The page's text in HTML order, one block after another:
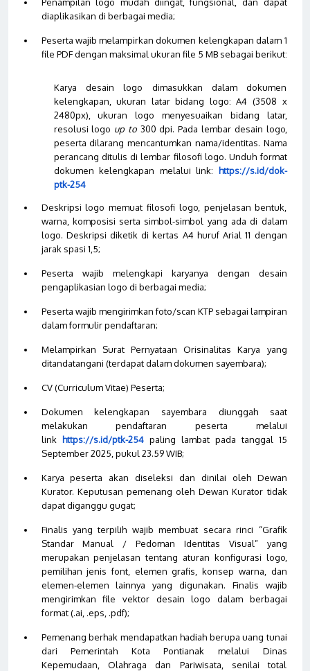
diaplikasikan di berbagai media;
Peserta wajib melampirkan dokumen kelengkapan dalam 1
file PDF dengan maksimal ukuran file 5 MBsebagai berikut:
Karya desain logo dimasukkan dalam dokumen
kelengkapan, ukuran latar bidang logo: A4 (3508 x
2480px), ukuran logo menyesuaikan bidang latar,
resolusi logo up to300 dpi. Pada lembar desain logo,
peserta dilarang mencantumkan nama/identitas. Nama
perancang ditulis di lembar filosofi logo.Unduhformat
dokumen kelengkapan melalui link: https://s.id/dok-
ptk-254
Deskripsi logo memuat filosofi logo, penjelasan bentuk,
warna, komposisi serta simbol-simbol yang ada di dalam
logo. Deskripsi diketik di kertas A4 huruf Arial 11 dengan
jarak spasi 1,5;
Peserta wajib melengkapi karyanya dengan desain
pengaplikasian logo di berbagai media;
Peserta wajib mengirimkan foto/scan KTP sebagai lampiran
dalam formulir pendaftaran;
Melampirkan Surat Pernyataan Orisinalitas Karya yang
ditandatangani (terdapat dalam dokumen sayembara);
CV (Curriculum Vitae) Peserta;
Dokumen kelengkapan sayembara diunggah saat
melakukan pendaftaran peserta melalui
link
https://s.id/ptk-254 paling lambat pada tanggal 15
September 2025, pukul 23.59 WIB;
Karya peserta akan diseleksi dan dinilai oleh Dewan
Kurator. Keputusan pemenang oleh Dewan Kurator tidak
dapat diganggu gugat;
Finalis yang terpilih wajib membuat secararinci “Grafik
Standar Manual / Pedoman Identitas Visual” yang
merupakan penjelasan tentang aturan konfigurasi logo,
pemilihan jenis font, elemen grafis, konsep warna, dan
elemen-elemen lainnya yang digunakan. Finalis wajib
mengirimkan file vektor desain logo dalam berbagai
format (.ai, .eps, .pdf);
Pemenang berhak mendapatkan hadiah berupa uang tunai
dari Pemerintah Kota Pontianak melalui Dinas
Kepemudaan, Olahraga dan Pariwisata, senilai total